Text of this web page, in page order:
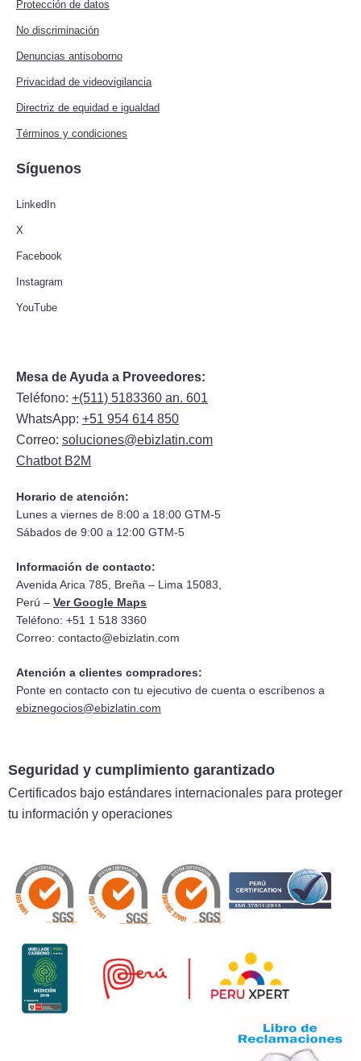
Protección de datos
No discriminación
Denuncias antisoborno
Privacidad de videovigilancia
Directriz de equidad e igualdad
Términos y condiciones
Síguenos
LinkedIn
X
Facebook
Instagram
YouTube
Mesa de Ayuda a Proveedores:
Teléfono: +(511) 5183360 an. 601
WhatsApp: +51 954 614 850
Correo: soluciones@ebizlatin.com
Chatbot B2M
Horario de atención:
Lunes a viernes de 8:00 a 18:00 GTM-5
Sábados de 9:00 a 12:00 GTM-5
Información de contacto:
Avenida Arica 785, Breña – Lima 15083,
Perú – Ver Google Maps
Teléfono: +51 1 518 3360
Correo: contacto@ebizlatin.com
Atención a clientes compradores:
Ponte en contacto con tu ejecutivo de cuenta o escríbenos a
ebiznegocios@ebizlatin.com
Seguridad y cumplimiento garantizado
Certificados bajo estándares internacionales para proteger
tu información y operaciones